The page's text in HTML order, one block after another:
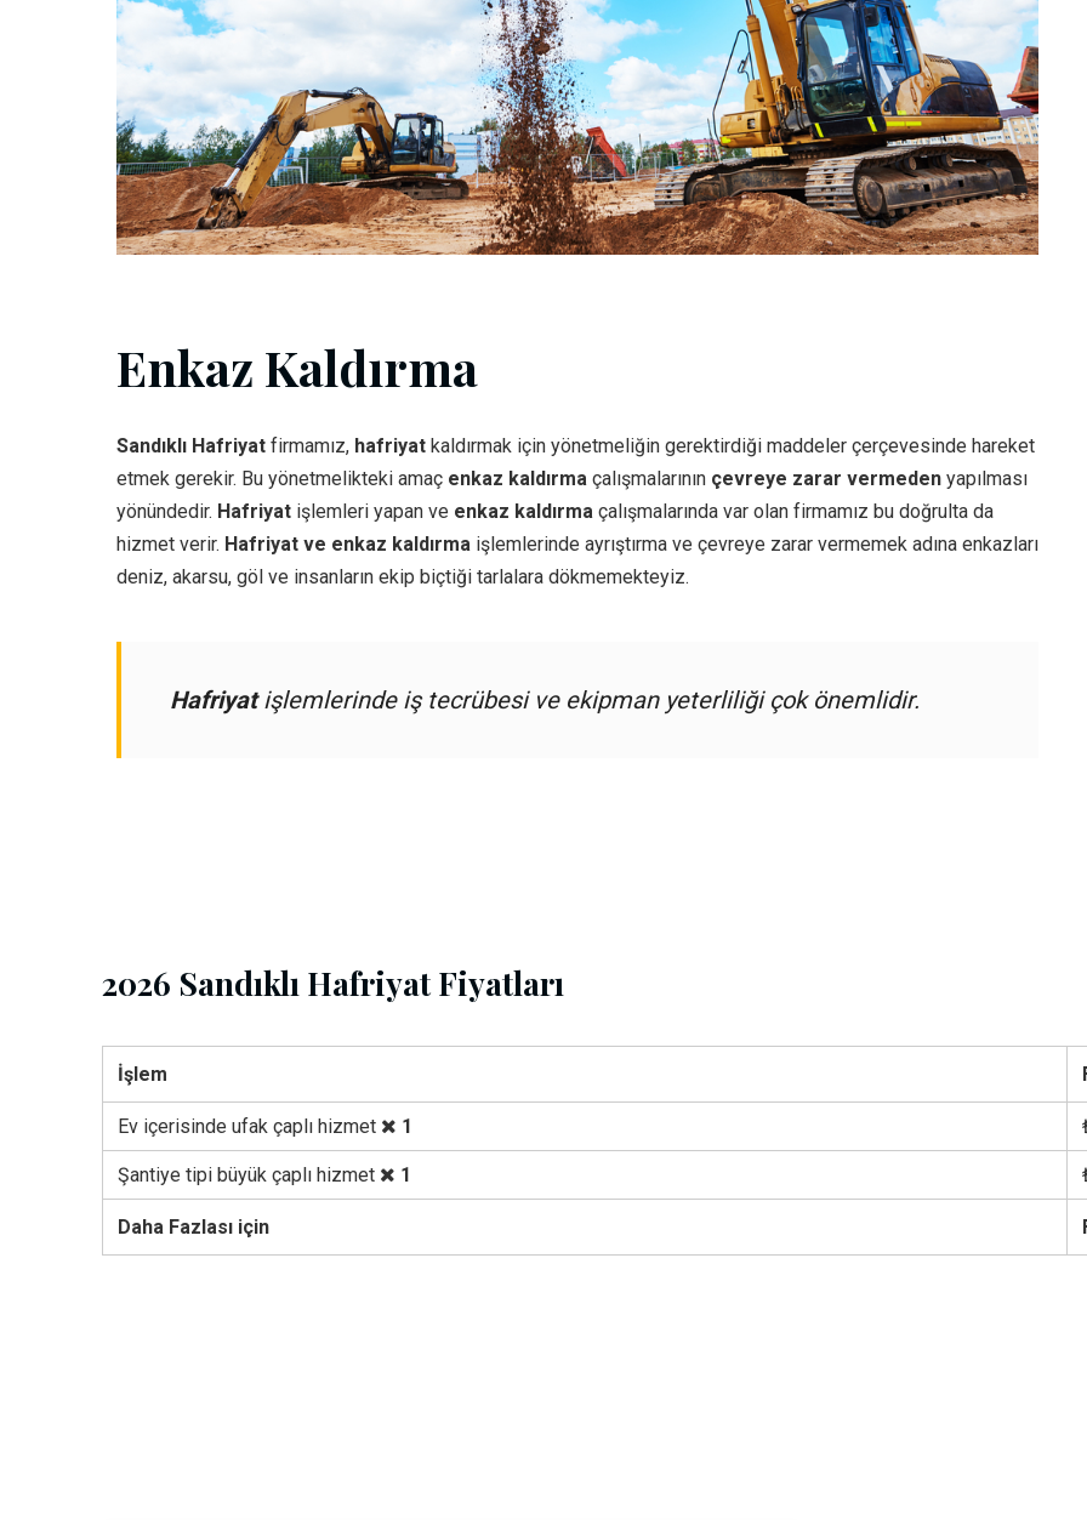
Enkaz Kaldırma
Sandıklı Hafriyat firmamız, hafriyat kaldırmak için yönetmeliğin gerektirdiği maddeler çerçevesinde hareket
etmek gerekir. Bu yönetmelikteki amaç enkaz kaldırma çalışmalarının çevreye zarar vermeden yapılması
yönündedir. Hafriyat işlemleri yapan ve enkaz kaldırma çalışmalarında var olan firmamız bu doğrulta da
hizmet verir. Hafriyat ve enkaz kaldırma işlemlerinde ayrıştırma ve çevreye zarar vermemek adına enkazları
deniz, akarsu, göl ve insanların ekip biçtiği tarlalara dökmemekteyiz.
Hafriyatişlemlerinde iş tecrübesi ve ekipman yeterliliği çok önemlidir.
2026 Sandıklı Hafriyat Fiyatları
İşlem
Ev içerisinde ufak çaplı hizmet 1
Şantiye tipi büyük çaplı hizmet 1
Daha Fazlası için